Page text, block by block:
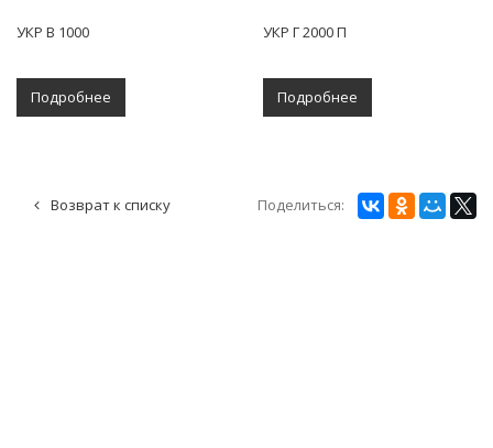
УКР В 1000
Подробнее
УКР Г 2000 П
Подробнее
Возврат к списку Поделиться: